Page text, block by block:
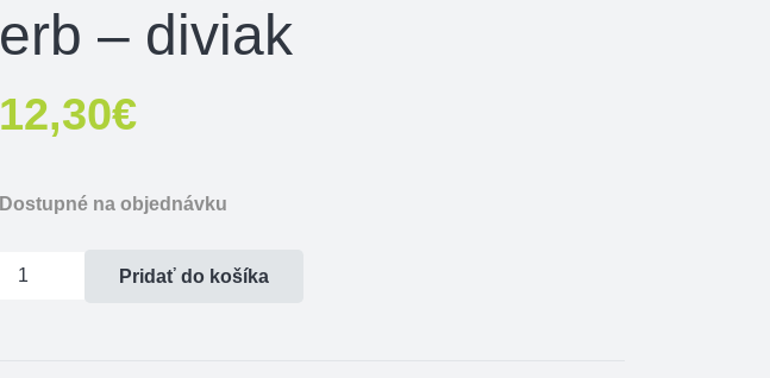
erb – diviak
12,30€
Dostupné na objednávku
množstvo
Pridať do košíka